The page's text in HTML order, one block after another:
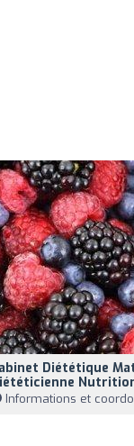
Diététique
Informations et